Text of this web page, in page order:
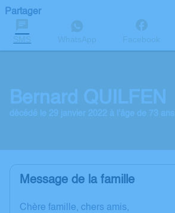
Partager
SMS WhatsApp Facebook
Bernard QUILFEN
décédé le 29 janvier 2022 à l'âge de 73 ans
Message de la famille
Chère famille, chers amis,